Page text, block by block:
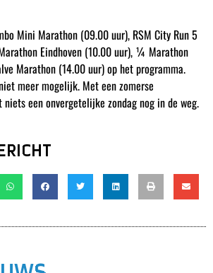
Mini Marathon (09.00 uur), RSM City Run 5
Eindhoven (10.00 uur), ¼ Marathon
Marathon (14.00 uur) op het programma.
meer mogelijk. Met een zomerse
een onvergetelijke zondag nog in de weg.